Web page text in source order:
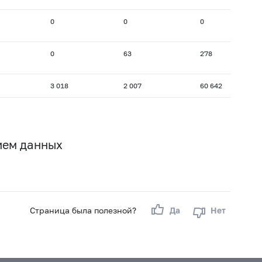
0 0 0
0 63 278
3 018 2 007 60 642
данных
Страница была полезной? Да Нет